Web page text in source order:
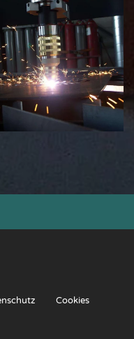
Cookies